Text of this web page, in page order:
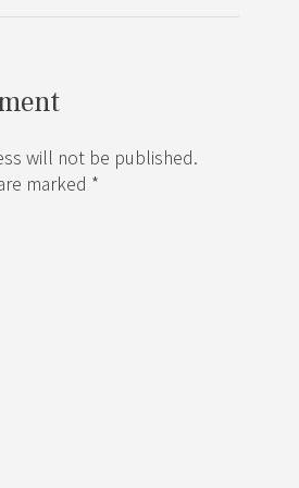
will not be published.
marked *